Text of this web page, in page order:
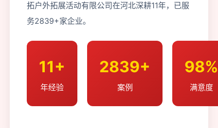
拓户外拓展活动有限公司在河北深耕11年，已服
务2839+家企业。
11+
年经验
2839+
案例
98%
满意度